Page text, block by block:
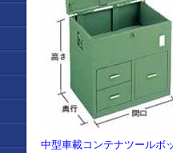
中型車載コンテナツールボ